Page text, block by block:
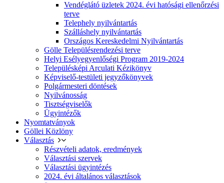
Vendéglátó üzletek 2024. évi hatósági ellenőrzési
terve
Telephely nyilvántartás
Szálláshely nyilvántartás
Országos Kereskedelmi Nyilvántartás
Gölle Településrendezési terve
Helyi Esélyegyenlőségi Program 2019-2024
Településképi Arculati Kézikönyv
Képviselő-testületi jegyzőkönyvek
Polgármesteri döntések
Nyilvánosság
Tisztségviselők
Ügyintézők
Nyomtatványok
Göllei Közlöny
Választás
Részvételi adatok, eredmények
Választási szervek
Választási ügyintézés
2024. évi általános választások